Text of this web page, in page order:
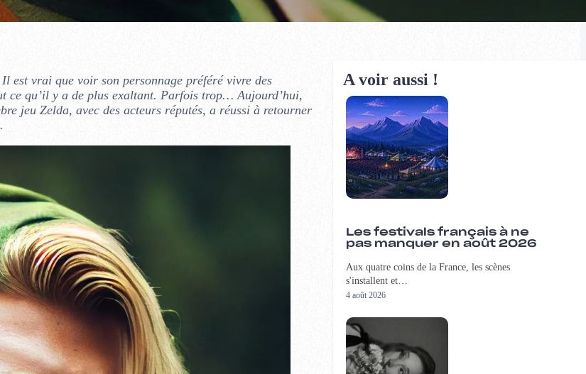
est vrai que voir son personnage préféré vivre des
ce qu’il y a de plus exaltant. Parfois trop… Aujourd’hui,
jeu Zelda, avec des acteurs réputés, a réussi à retourner
A voir aussi !
Les festivals français à ne
pas manquer en août 2026
Aux quatre coins de la France, les scènes
s'installent et…
4 août 2026